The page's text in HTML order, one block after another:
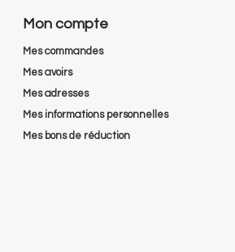
Mon compte
Mes commandes
Mes avoirs
Mes adresses
Mes informations personnelles
Mes bons de réduction